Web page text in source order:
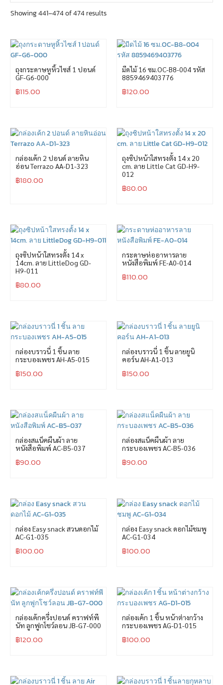
Showing 441–474 of 474 results
ถุงกระดาษหูหิ้วไซส์ 1 ปอนด์
GF-G6-000
฿115.00
มีดไม้ 16 ซม.OC-B8-004 รหัส
8859469403776
฿120.00
กล่องเค้ก 2 ปอนด์ ลายหิน
อ่อน Terrazo AA-D1-323
฿180.00
ถุงซิปหน้าใสทรงตั้ง 14 x 20
cm. ลาย Little Cat GD-H9-
012
฿80.00
ถุงซิปหน้าใสทรงตั้ง 14 x
14cm. ลาย LittleDog GD-
H9-011
฿80.00
กระดาษห่ออาหารลาย
หนังสือพิมพ์ FE-A0-014
฿110.00
กล่องบราวนี่ 1 ชิ้น ลาย
กระบองเพชร AH-A5-015
฿150.00
กล่องบราวนี่ 1 ชิ้น ลายยูนิ
คอร์น AH-A1-013
฿150.00
กล่องสแน็คผืนผ้า ลาย
หนังสือพิมพ์ AC-B5-037
฿90.00
กล่องสแน็คผืนผ้า ลาย
กระบองเพชร AC-B5-036
฿90.00
กล่อง Easy snack สวนดอกไม้
AC-G1-035
฿100.00
กล่อง Easy snack ดอกไม้ชมพู
AC-G1-034
฿100.00
กล่องเค้กครึ่งปอนด์ คราฟท์พี
นัท ลูกฟูกโชว์ลอน JB-G7-000
฿120.00
กล่องเค้ก 1 ชิ้น หน้าต่างกว้าง
กระบองเพชร AG-D1-015
฿100.00